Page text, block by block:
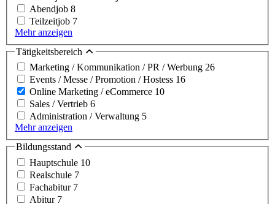
Abendjob 8
Teilzeitjob 7
Mehr anzeigen
Tätigkeitsbereich
Marketing / Kommunikation / PR / Werbung 26
Events / Messe / Promotion / Hostess 16
Online Marketing / eCommerce 10
Sales / Vertrieb 6
Administration / Verwaltung 5
Mehr anzeigen
Bildungsstand
Hauptschule 10
Realschule 7
Fachabitur 7
Abitur 7